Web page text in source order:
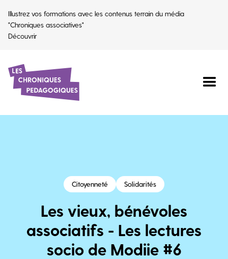
Illustrez vos formations avec les contenus terrain du média
"Chroniques associatives"
Découvrir
Citoyenneté Solidarités
Les vieux, bénévoles
associatifs - Les lectures
socio de Modiie #6